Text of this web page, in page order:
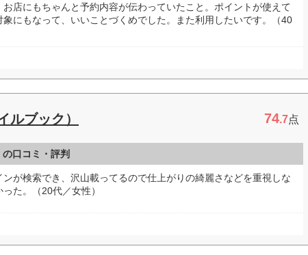
店にもちゃんと予約内容が伝わっていたこと。ポイントが使えて
象にもなって、いいことづくめでした。また利用したいです。（40
ルブック） 74.7点
口コミ・評判
ンが検索でき、沢山載ってるので仕上がりの綺麗さなどを重視しな
た。（20代／女性）